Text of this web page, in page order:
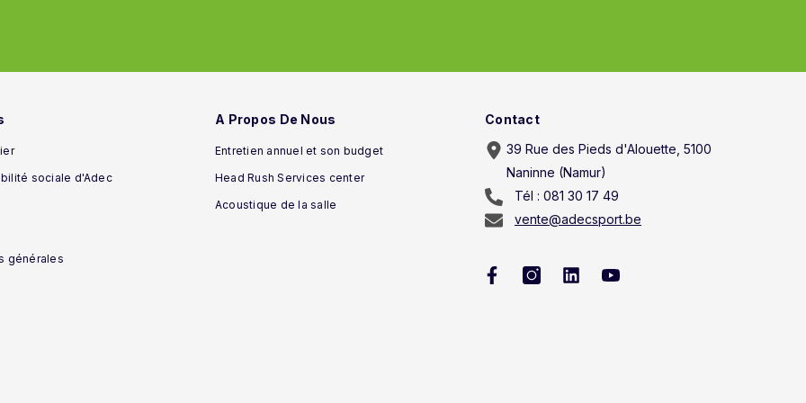
sociale d'Adec
générales
A Propos De Nous
Entretien annuel et son budget
Head Rush Services center
Acoustique de la salle
Contact
39 Rue des Pieds d'Alouette, 5100
Naninne (Namur)
Tél : 081 30 17 49
vente@adecsport.be